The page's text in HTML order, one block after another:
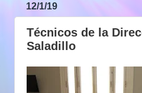
12/1/19
Técnicos de la
Saladillo